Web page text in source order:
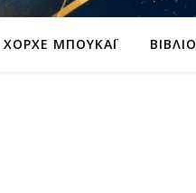
ΧΌΡΧΕ ΜΠΟΥΚΆΙ ΒΙΒΛΊΟ